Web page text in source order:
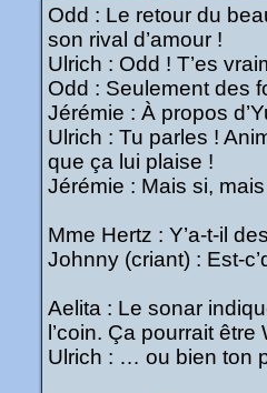
Odd : Le retour du
son rival d’amour !
Ulrich : Odd ! T’es
Odd : Seulement des
Jérémie : À propos
Ulrich : Tu parles !
que ça lui plaise !
Jérémie : Mais si,
Mme Hertz : Y’a-t-il
Johnny (criant) : Est-
Aelita : Le sonar
l’coin. Ça pourrait
Ulrich : … ou bien ton